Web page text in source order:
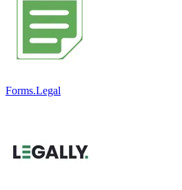
Forms.Legal